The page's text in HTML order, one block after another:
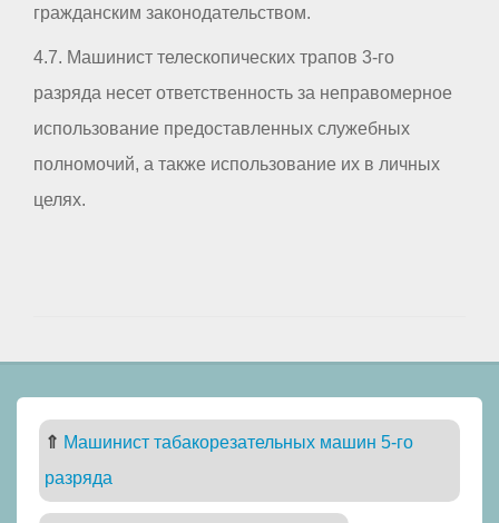
гражданским законодательством.
4.7. Машинист телескопических трапов 3-го
разряда несет ответственность за неправомерное
использование предоставленных служебных
полномочий, а также использование их в личных
целях.
⇑ Машинист табакорезательных машин 5-го
разряда